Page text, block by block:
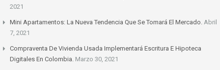
2021
Mini Apartamentos: La Nueva Tendencia Que Se Tomará El Mercado. Abril
7, 2021
Compraventa De Vivienda Usada Implementará Escritura E Hipoteca
Digitales En Colombia. Marzo 30, 2021